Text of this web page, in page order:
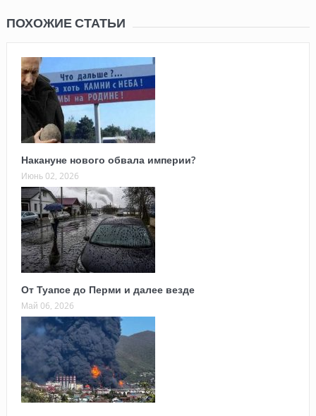
ПОХОЖИЕ СТАТЬИ
Накануне нового обвала империи?
Июнь 02, 2026
От Туапсе до Перми и далее везде
Май 06, 2026